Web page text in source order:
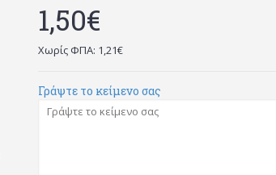
1,50€
Χωρίς ΦΠΑ: 1,21€
Γράψτε το κείμενο σας